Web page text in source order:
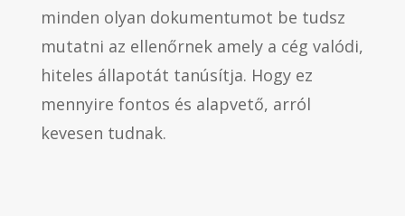
minden olyan dokumentumot be tudsz
mutatni az ellenőrnek amely a cég valódi,
hiteles állapotát tanúsítja. Hogy ez
mennyire fontos és alapvető, arról
kevesen tudnak.